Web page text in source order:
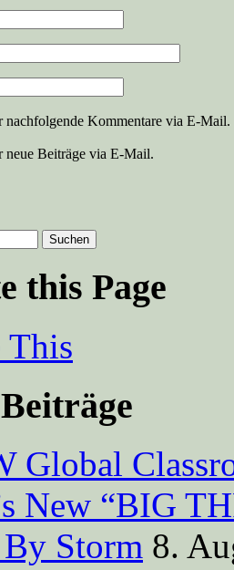
nachfolgende Kommentare via E-Mail.
neue Beiträge via E-Mail.
this Page
This
Global
New “BIG
Storm 8.